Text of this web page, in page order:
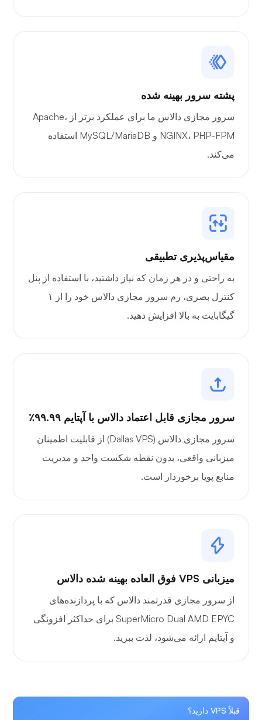
پشته سرور بهینه شده
سرور مجازی دالاس ما برای عملکرد برتر از Apache،
NGINX، PHP-FPM و MySQL/MariaDB استفاده
می‌کند.
مقیاس‌پذیری تطبیقی
به راحتی و در هر زمان که نیاز داشتید، با استفاده از پنل
کنترل بصری، رم سرور مجازی دالاس خود را از ۱
گیگابایت به بالا افزایش دهید.
سرور مجازی قابل اعتماد دالاس با آپتایم ۹۹.۹۹٪
سرور مجازی دالاس (Dallas VPS) از قابلیت اطمینان
میزبانی واقعی، بدون نقطه شکست واحد و مدیریت
منابع پویا برخوردار است.
میزبانی VPS فوق العاده بهینه شده دالاس
از سرور مجازی قدرتمند دالاس که با پردازنده‌های
SuperMicro Dual AMD EPYC برای حداکثر افزونگی
و آپتایم ارائه می‌شود، لذت ببرید.
قبلاً VPS دارید؟